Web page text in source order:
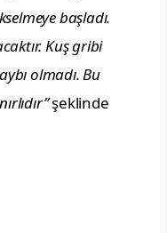
başladı.
Kuş gribi
olmadı. Bu
şeklinde